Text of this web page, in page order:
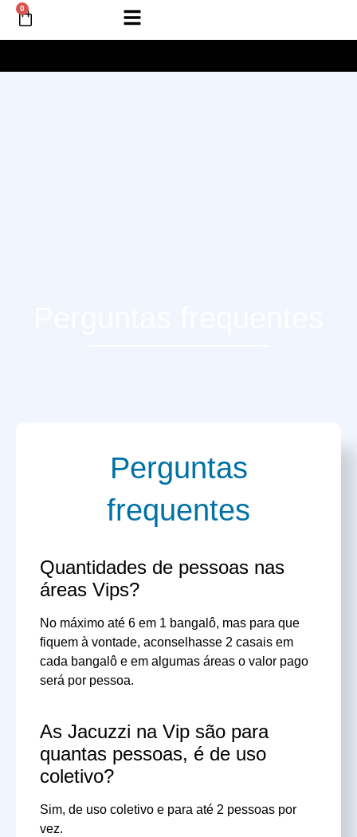
0
Perguntas
frequentes
Quantidades de pessoas nas
áreas Vips?
No máximo até 6 em 1 bangalô, mas para que
fiquem à vontade, aconselhasse 2 casais em
cada bangalô e em algumas áreas o valor pago
será por pessoa.
As Jacuzzi na Vip são para
quantas pessoas, é de uso
coletivo?
Sim, de uso coletivo e para até 2 pessoas por
vez.